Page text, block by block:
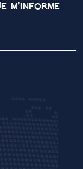
m'informe